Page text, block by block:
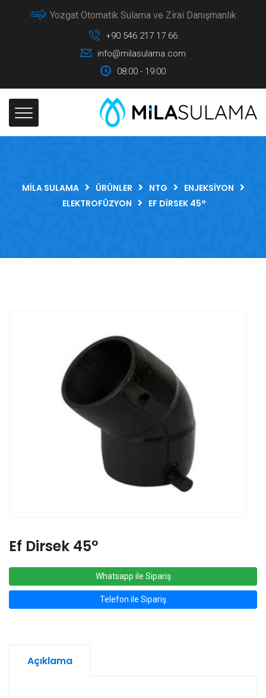
Yozgat Otomatik Sulama ve Zirai Danışmanlık
+90 546 217 17 66
info@milasulama.com
08:00 - 19:00
MILA SULAMA ÜRÜNLER NTG
ENJEKSIYON
ELEKTROFÜZYON
EF DIRSEK 45°
Ef Dirsek 45°
Whatsapp ile Sipariş
Telefon ile Sipariş
Açıklama